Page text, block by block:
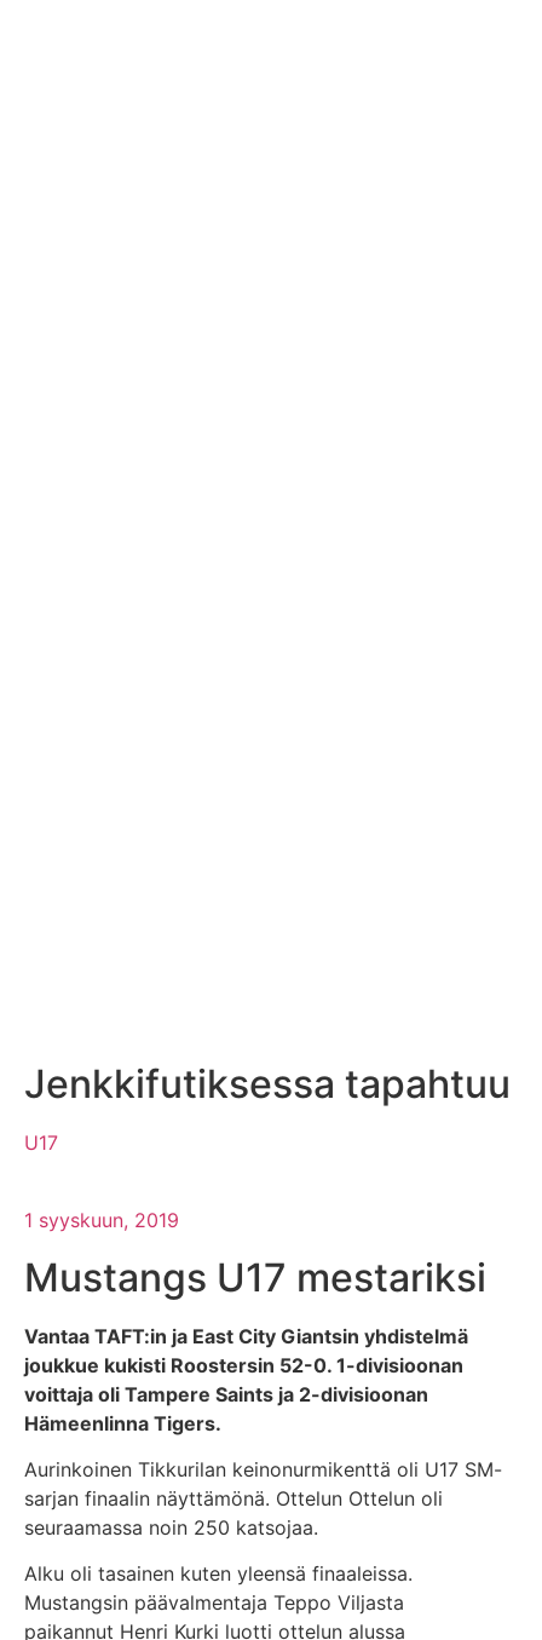
Jenkkifutiksessa tapahtuu
U17
1 syyskuun, 2019
Mustangs U17 mestariksi
Vantaa TAFT:in ja East City Giantsin yhdistelmä
joukkue kukisti Roostersin 52-0. 1-divisioonan
voittaja oli Tampere Saints ja 2-divisioonan
Hämeenlinna Tigers.
Aurinkoinen Tikkurilan keinonurmikenttä oli U17 SM-
sarjan finaalin näyttämönä. Ottelun Ottelun oli
seuraamassa noin 250 katsojaa.
Alku oli tasainen kuten yleensä finaaleissa.
Mustangsin päävalmentaja Teppo Viljasta
paikannut Henri Kurki luotti ottelun alussa